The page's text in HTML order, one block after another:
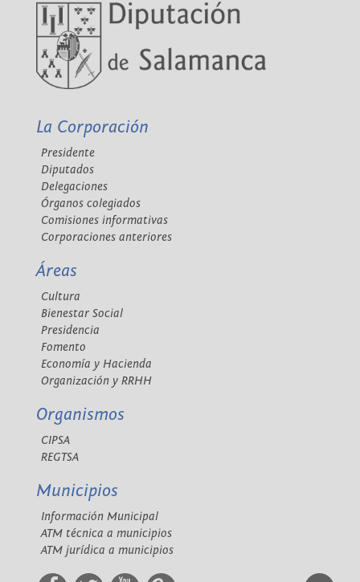
La Corporación
Presidente
Diputados
Delegaciones
Órganos colegiados
Comisiones informativas
Corporaciones anteriores
Áreas
Cultura
Bienestar Social
Presidencia
Fomento
Economía y Hacienda
Organización y RRHH
Organismos
CIPSA
REGTSA
Municipios
Información Municipal
ATM técnica a municipios
ATM jurídica a municipios